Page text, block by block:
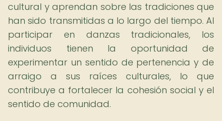
cultural y aprendan sobre las tradiciones que
han sido transmitidas a lo largo del tiempo. Al
participar en danzas tradicionales, los
individuos tienen la oportunidad de
experimentar un sentido de pertenencia y de
arraigo a sus raíces culturales, lo que
contribuye a fortalecer la cohesión social y el
sentido de comunidad.